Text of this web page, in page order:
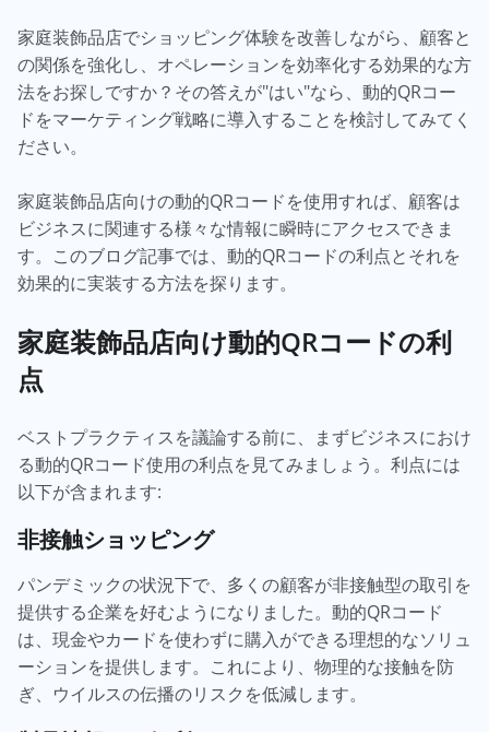
家庭装飾品店でショッピング体験を改善しながら、顧客と
の関係を強化し、オペレーションを効率化する効果的な方
法をお探しですか？その答えが"はい"なら、動的QRコー
ドをマーケティング戦略に導入することを検討してみてく
ださい。
家庭装飾品店向けの動的QRコードを使用すれば、顧客は
ビジネスに関連する様々な情報に瞬時にアクセスできま
す。このブログ記事では、動的QRコードの利点とそれを
効果的に実装する方法を探ります。
家庭装飾品店向け動的QRコードの利
点
ベストプラクティスを議論する前に、まずビジネスにおけ
る動的QRコード使用の利点を見てみましょう。利点には
以下が含まれます:
非接触ショッピング
パンデミックの状況下で、多くの顧客が非接触型の取引を
提供する企業を好むようになりました。動的QRコード
は、現金やカードを使わずに購入ができる理想的なソリュ
ーションを提供します。これにより、物理的な接触を防
ぎ、ウイルスの伝播のリスクを低減します。